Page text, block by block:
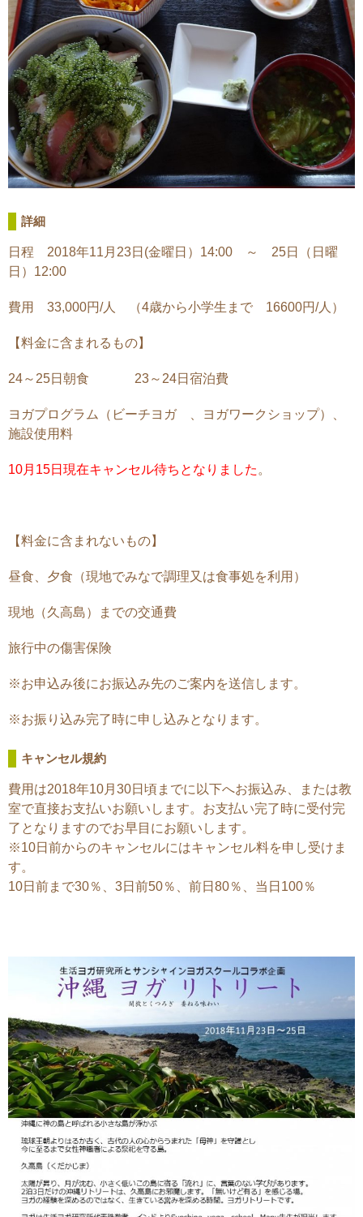
詳細
日程 2018年11月23日(金曜日）14:00 ～ 25日（日曜
日）12:00
費用 33,000円/人 （4歳から小学生まで 16600円/人）
【料金に含まれるもの】
24～25日朝食 23～24日宿泊費
ヨガプログラム（ビーチヨガ 、ヨガワークショップ）、
施設使用料
10月15日現在キャンセル待ちとなりました 。
【料金に含まれないもの】
昼食、夕食（現地でみなで調理又は食事処を利用）
現地（久高島）までの交通費
旅行中の傷害保険
※お申込み後にお振込み先のご案内を送信します。
※お振り込み完了時に申し込みとなります。
キャンセル規約
費用は2018年10月30日頃までに以下へお振込み、または教
室で直接お支払いお願いします。お支払い完了時に受付完
了となりますのでお早目にお願いします。
※10日前からのキャンセルにはキャンセル料を申し受けま
す。
10日前まで30％、3日前50％、前日80％、当日100％